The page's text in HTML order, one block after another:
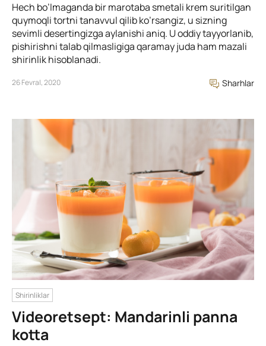
Hech bo’lmaganda bir marotaba smetali krem suritilgan
quymoqli tortni tanavvul qilib ko’rsangiz, u sizning
sevimli desertingizga aylanishi aniq. U oddiy tayyorlanib,
pishirishni talab qilmasligiga qaramay juda ham mazali
shirinlik hisoblanadi.
26 Fevral, 2020 Sharhlar
Shirinliklar
Videoretsept: Mandarinli panna
kotta